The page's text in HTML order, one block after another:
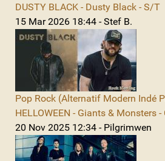
DUSTY BLACK - Dusty Black - S/T
15 Mar 2026 18:44 - Stef B.
Pop Rock (Alternatif Modern Indé
HELLOWEEN - Giants & Monsters
20 Nov 2025 12:34 - Pilgrimwen